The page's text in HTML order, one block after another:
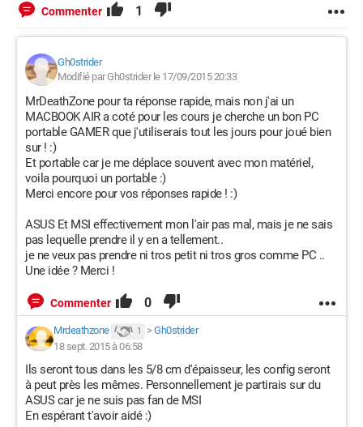
Commenter 1
Gh0strider
Modifié par Gh0strider le 17/09/2015 20:33
MrDeathZone pour ta réponse rapide, mais non j'ai un
MACBOOK AIR a coté pour les cours je cherche un bon PC
portable GAMER que j'utiliserais tout les jours pour joué bien
sur ! :)
Et portable car je me déplace souvent avec mon matériel,
voila pourquoi un portable :)
Merci encore pour vos réponses rapide ! :)
ASUS Et MSI effectivement mon l'air pas mal, mais je ne sais
pas lequelle prendre il y en a tellement..
je ne veux pas prendre ni tros petit ni tros gros comme PC ..
Une idée ? Merci !
Commenter 0
Mrdeathzone 1 > Gh0strider
18 sept. 2015 à 06:58
Ils seront tous dans les 5/8 cm d'épaisseur, les config seront
à peut près les mêmes. Personnellement je partirais sur du
ASUS car je ne suis pas fan de MSI
En espérant t'avoir aidé :)